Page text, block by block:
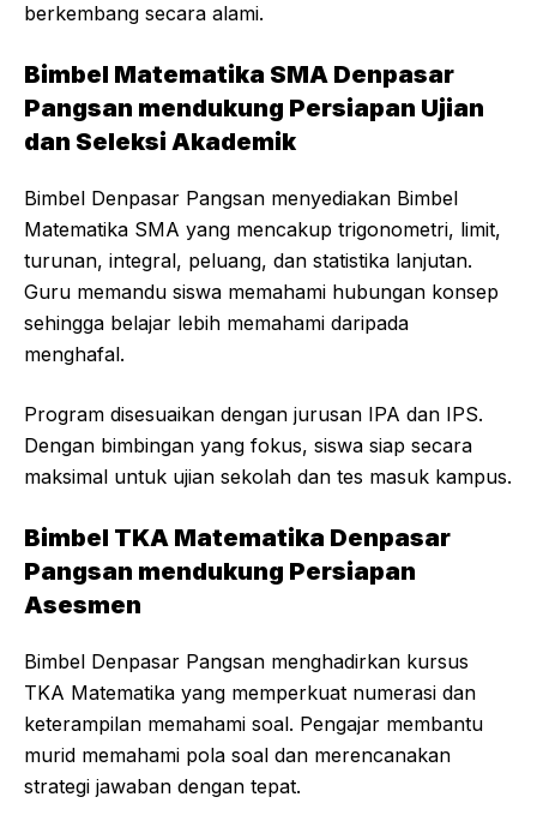
berkembang secara alami.
Bimbel Matematika SMA Denpasar
Pangsan mendukung Persiapan Ujian
dan Seleksi Akademik
Bimbel Denpasar Pangsan menyediakan Bimbel
Matematika SMA yang mencakup trigonometri, limit,
turunan, integral, peluang, dan statistika lanjutan.
Guru memandu siswa memahami hubungan konsep
sehingga belajar lebih memahami daripada
menghafal.
Program disesuaikan dengan jurusan IPA dan IPS.
Dengan bimbingan yang fokus, siswa siap secara
maksimal untuk ujian sekolah dan tes masuk kampus.
Bimbel TKA Matematika Denpasar
Pangsan mendukung Persiapan
Asesmen
Bimbel Denpasar Pangsan menghadirkan kursus
TKA Matematika yang memperkuat numerasi dan
keterampilan memahami soal. Pengajar membantu
murid memahami pola soal dan merencanakan
strategi jawaban dengan tepat.